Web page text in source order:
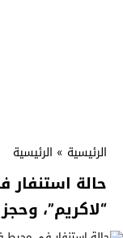
الرئيسية » الرئيسية
حالة
“لاكريم”،